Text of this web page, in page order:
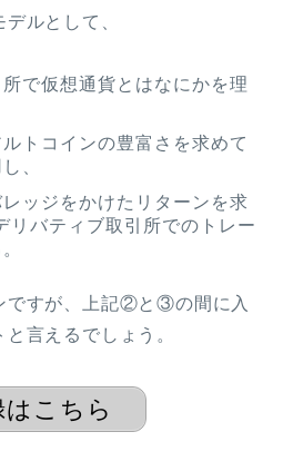
ルとして、
で仮想通貨とはなにかを理
トコインの豊富さを求めて
、
ッジをかけたリターンを求
リバティブ取引所でのトレー
ですが、上記②と③の間に入
言えるでしょう。
はこちら